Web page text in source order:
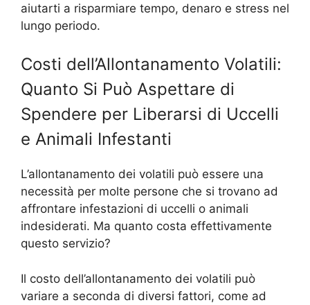
aiutarti a risparmiare tempo, denaro e stress nel
lungo periodo.
Costi dell’Allontanamento Volatili:
Quanto Si Può Aspettare di
Spendere per Liberarsi di Uccelli
e Animali Infestanti
L’allontanamento dei volatili può essere una
necessità per molte persone che si trovano ad
affrontare infestazioni di uccelli o animali
indesiderati. Ma quanto costa effettivamente
questo servizio?
Il costo dell’allontanamento dei volatili può
variare a seconda di diversi fattori, come ad